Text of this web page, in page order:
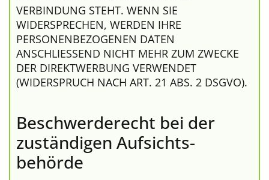
VERBINDUNG STEHT. WENN SIE
WIDERSPRECHEN, WERDEN IHRE
PERSONENBEZOGENEN DATEN
ANSCHLIESSEND NICHT MEHR ZUM ZWECKE
DER DIREKTWERBUNG VERWENDET
(WIDERSPRUCH NACH ART. 21 ABS. 2 DSGVO).
Beschwerde­recht bei der
zuständigen Aufsichts­
behörde